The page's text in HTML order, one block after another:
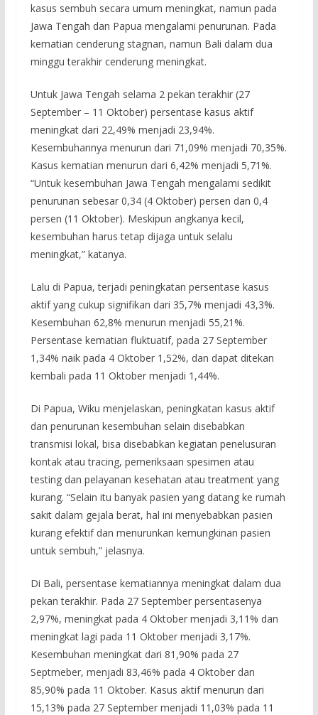
kasus sembuh secara umum meningkat, namun pada
Jawa Tengah dan Papua mengalami penurunan. Pada
kematian cenderung stagnan, namun Bali dalam dua
minggu terakhir cenderung meningkat.
Untuk Jawa Tengah selama 2 pekan terakhir (27
September – 11 Oktober) persentase kasus aktif
meningkat dari 22,49% menjadi 23,94%.
Kesembuhannya menurun dari 71,09% menjadi 70,35%.
Kasus kematian menurun dari 6,42% menjadi 5,71%.
“Untuk kesembuhan Jawa Tengah mengalami sedikit
penurunan sebesar 0,34 (4 Oktober) persen dan 0,4
persen (11 Oktober). Meskipun angkanya kecil,
kesembuhan harus tetap dijaga untuk selalu
meningkat,” katanya.
Lalu di Papua, terjadi peningkatan persentase kasus
aktif yang cukup signifikan dari 35,7% menjadi 43,3%.
Kesembuhan 62,8% menurun menjadi 55,21%.
Persentase kematian fluktuatif, pada 27 September
1,34% naik pada 4 Oktober 1,52%, dan dapat ditekan
kembali pada 11 Oktober menjadi 1,44%.
Di Papua, Wiku menjelaskan, peningkatan kasus aktif
dan penurunan kesembuhan selain disebabkan
transmisi lokal, bisa disebabkan kegiatan penelusuran
kontak atau tracing, pemeriksaan spesimen atau
testing dan pelayanan kesehatan atau treatment yang
kurang. “Selain itu banyak pasien yang datang ke rumah
sakit dalam gejala berat, hal ini menyebabkan pasien
kurang efektif dan menurunkan kemungkinan pasien
untuk sembuh,” jelasnya.
Di Bali, persentase kematiannya meningkat dalam dua
pekan terakhir. Pada 27 September persentasenya
2,97%, meningkat pada 4 Oktober menjadi 3,11% dan
meningkat lagi pada 11 Oktober menjadi 3,17%.
Kesembuhan meningkat dari 81,90% pada 27
Septmeber, menjadi 83,46% pada 4 Oktober dan
85,90% pada 11 Oktober. Kasus aktif menurun dari
15,13% pada 27 September menjadi 11,03% pada 11